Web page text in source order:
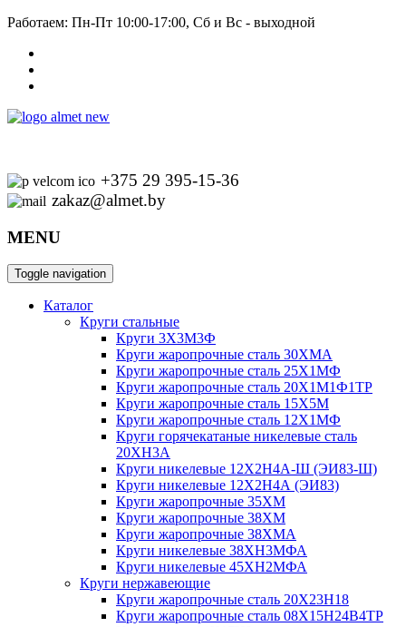
Работаем: Пн-Пт 10:00-17:00, Сб и Вс - выходной
+375 29 395-15-36
zakaz@almet.by
MENU
Toggle navigation
Каталог
Круги стальные
Круги 3Х3М3Ф
Круги жаропрочные сталь 30ХМА
Круги жаропрочные сталь 25Х1МФ
Круги жаропрочные сталь 20Х1М1Ф1ТР
Круги жаропрочные сталь 15Х5М
Круги жаропрочные сталь 12Х1МФ
Круги горячекатаные никелевые сталь
20ХН3А
Круги никелевые 12Х2Н4А-Ш (ЭИ83-Ш)
Круги никелевые 12Х2Н4А (ЭИ83)
Круги жаропрочные 35ХМ
Круги жаропрочные 38ХМ
Круги жаропрочные 38ХМА
Круги никелевые 38XH3MФА
Круги никелевые 45ХН2МФА
Круги нержавеющие
Круги жаропрочные сталь 20Х23Н18
Круги жаропрочные сталь 08Х15Н24В4ТР